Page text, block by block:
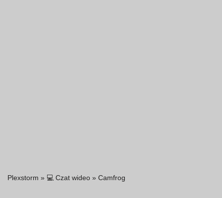
Plexstorm » 💻 Czat wideo » Camfrog